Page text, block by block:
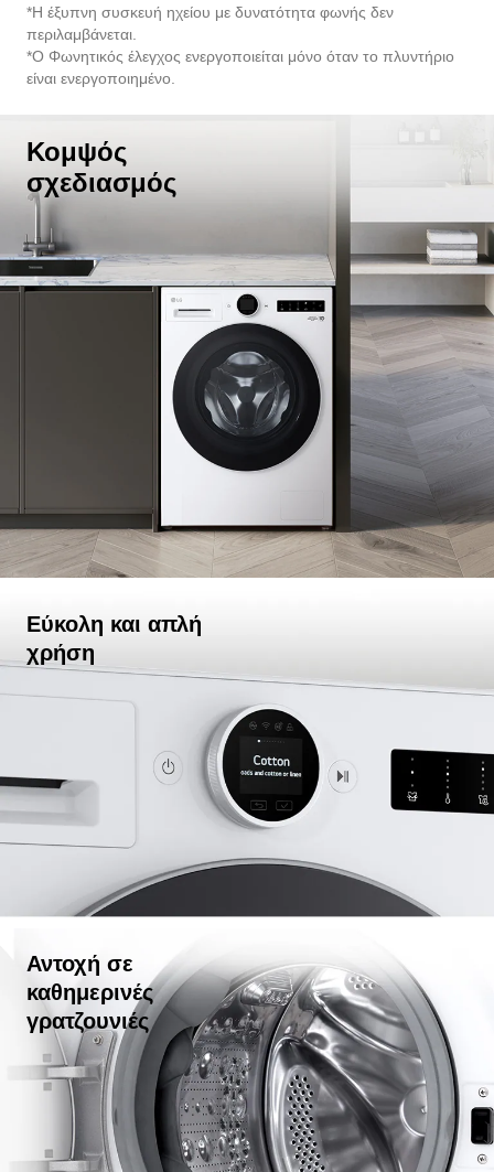
*Η έξυπνη συσκευή ηχείου με δυνατότητα φωνής δεν
περιλαμβάνεται.
*Ο Φωνητικός έλεγχος ενεργοποιείται μόνο όταν το πλυντήριο
είναι ενεργοποιημένο.
Κομψός
σχεδιασμός
Εύκολη και απλή
χρήση
Αντοχή σε
καθημερινές
γρατζουνιές